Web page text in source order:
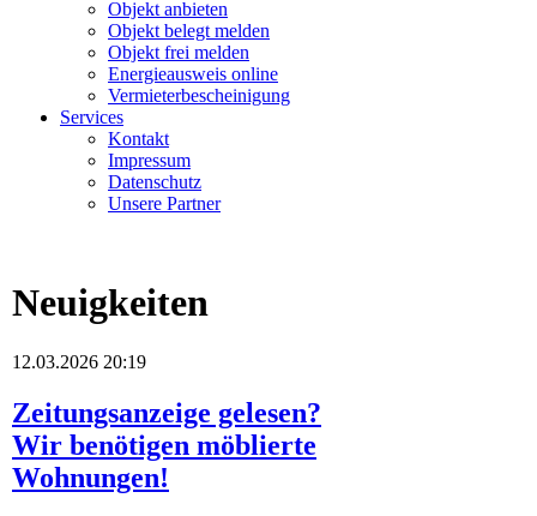
Objekt anbieten
Objekt belegt melden
Objekt frei melden
Energieausweis online
Vermieterbescheinigung
Services
Kontakt
Impressum
Datenschutz
Unsere Partner
Neuigkeiten
12.03.2026 20:19
Zeitungsanzeige gelesen?
Wir benötigen möblierte
Wohnungen!